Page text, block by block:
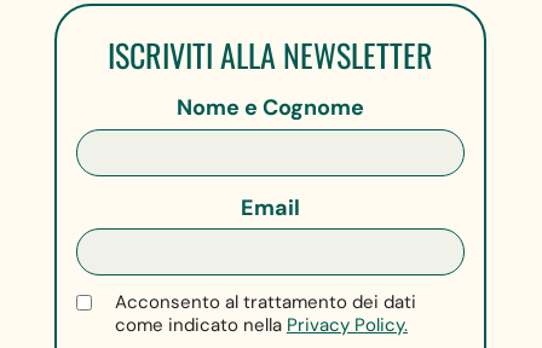
ISCRIVITI ALLA NEWSLETTER
Nome e Cognome
Email
Acconsento al trattamento dei dati
come indicato nella Privacy Policy.